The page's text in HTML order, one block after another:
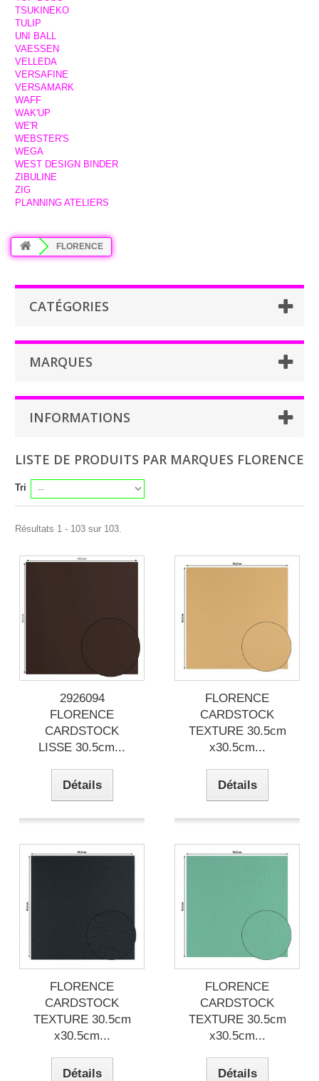
TSUKINEKO
TULIP
UNI BALL
VAESSEN
VELLEDA
VERSAFINE
VERSAMARK
WAFF
WAK'UP
WE'R
WEBSTER'S
WEGA
WEST DESIGN BINDER
ZIBULINE
ZIG
PLANNING ATELIERS
FLORENCE
CATÉGORIES
MARQUES
INFORMATIONS
LISTE DE PRODUITS PAR MARQUES FLORENCE
Tri
Résultats 1 - 103 sur 103.
2926094
FLORENCE
CARDSTOCK
LISSE 30.5cm...
Détails
FLORENCE
CARDSTOCK
TEXTURE 30.5cm
x30.5cm...
Détails
FLORENCE
CARDSTOCK
TEXTURE 30.5cm
x30.5cm...
Détails
FLORENCE
CARDSTOCK
TEXTURE 30.5cm
x30.5cm...
Détails